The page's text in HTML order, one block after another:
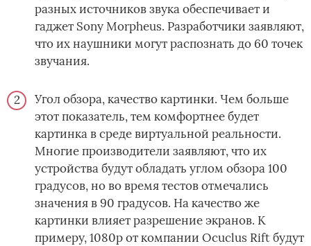
разных источников звука обеспечивает и
гаджет Sony Morpheus. Разработчики заявляют,
что их наушники могут распознать до 60 точек
звучания.
Угол обзора, качество картинки. Чем больше
этот показатель, тем комфортнее будет
картинка в среде виртуальной реальности.
Многие производители заявляют, что их
устройства будут обладать углом обзора 100
градусов, но во время тестов отмечались
значения в 90 градусов. На качество же
картинки влияет разрешение экранов. К
примеру, 1080р от компании Ocuclus Rift будут